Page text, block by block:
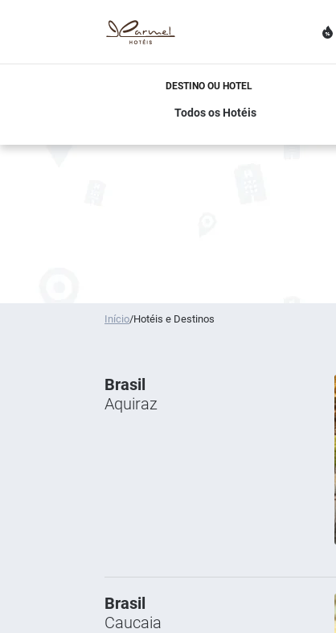
DESTINO OU HOTEL
Início/Hotéis e Destinos
Brasil
Aquiraz
Brasil
Caucaia